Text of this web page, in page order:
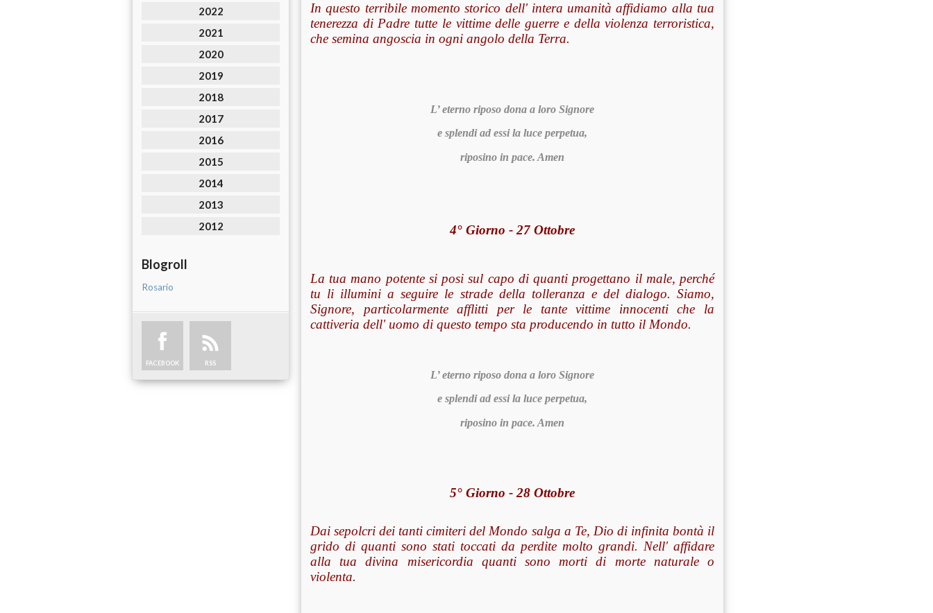
2022
2021
2020
2019
2018
2017
2016
2015
2014
2013
2012
Blogroll
Rosario
FACEBOOK RSS
In questo terribile momento storico dell' intera umanità affidiamo alla tua
tenerezza di Padre tutte le vittime delle guerre e della violenza terroristica,
che semina angoscia in ogni angolo della Terra.
L’ eterno riposo dona a loro Signore
e splendi ad essi la luce perpetua,
riposino in pace. Amen
4° Giorno - 27 Ottobre
La tua mano potente si posi sul capo di quanti progettano il male, perché
tu li illumini a seguire le strade della tolleranza e del dialogo. Siamo,
Signore, particolarmente afflitti per le tante vittime innocenti che la
cattiveria dell' uomo di questo tempo sta producendo in tutto il Mondo.
L’ eterno riposo dona a loro Signore
e splendi ad essi la luce perpetua,
riposino in pace. Amen
5° Giorno - 28 Ottobre
Dai sepolcri dei tanti cimiteri del Mondo salga a Te, Dio di infinita bontà il
grido di quanti sono stati toccati da perdite molto grandi. Nell' affidare
alla tua divina misericordia quanti sono morti di morte naturale o
violenta.